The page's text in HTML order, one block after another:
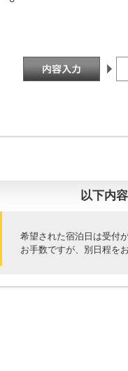
以下内
希望された宿泊日は受付
お手数ですが、別日程を